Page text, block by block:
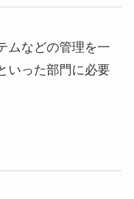
ムなどの管理を一
いった部門に必要